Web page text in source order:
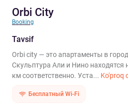
Orbi City
Booking
Tavsif
Orbi city — это апартаменты в
Скульптура Али и Нино находятся
км соответственно. Уста... Ko'proq
Бесплатный Wi-Fi